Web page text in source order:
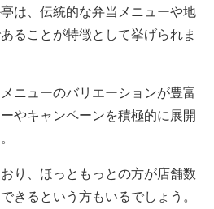
は、伝統的な弁当メニューや地
ることが特徴として挙げられま
ニューのバリエーションが豊富
やキャンペーンを積極的に展開
り、ほっともっとの方が店舗数
きるという方もいるでしょう。